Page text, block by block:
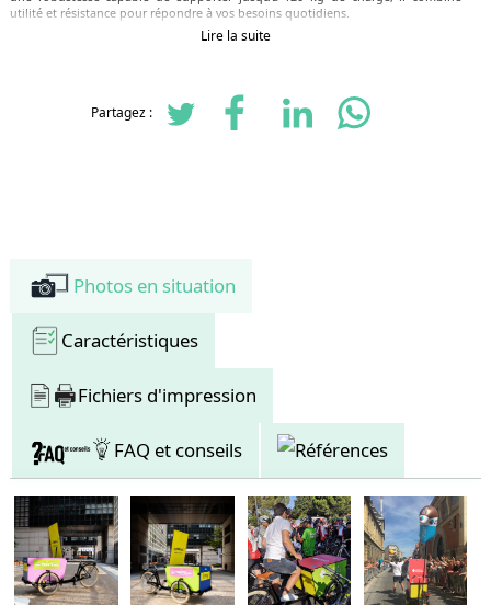
utilité et résistance pour répondre à vos besoins quotidiens.
Grâce à une boîte de vitesses intelligente, ce triporteur vous permet de passer la
première à l’arrêt, facilitant ainsi les redémarrages en milieu urbain fréquenté.
de finitions soignées pour renforcer l’attrait visuel de votre activité et vos
campagnes publicitaires.
Lire la suite
Partagez :
Photos en situation
Caractéristiques
Fichiers d'impression
FAQ et conseils Références